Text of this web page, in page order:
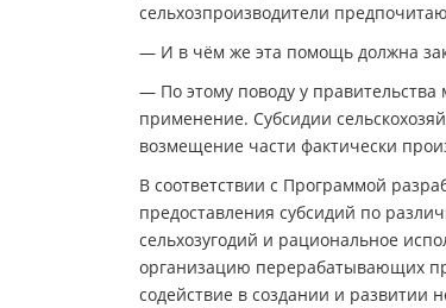
сельхозпроизводители
— И в чём же эта помощь должна
— По этому поводу у
применение. Субсидии
возмещение части фактически
В соответствии с Программой
предоставления субсидий по
сельхозугодий и рациональное
организацию перерабатывающих
содействие в создании и развитии